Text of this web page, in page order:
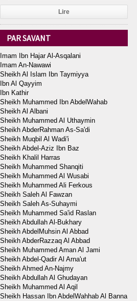
Lire
PAR SAVANT
Imam Ibn Hajar Al-Asqalani
Imam An-Nawawi
Sheikh Al Islam Ibn Taymiyya
Ibn Al Qayyim
Ibn Kathir
Sheikh Muhammed Ibn AbdelWahab
Sheikh Al Albani
Sheikh Muhammed Al Uthaymin
Sheikh AbderRahman As-Sa'di
Sheikh Muqbil Al Wadi'i
Sheikh Abdel-Aziz Ibn Baz
Sheikh Khalil Harras
Sheikh Muhammed Shanqiti
Sheikh Muhammed Al Wusabi
Sheikh Muhammed Ali Ferkous
Sheikh Saleh Al Fawzan
Sheikh Saleh As-Suhaymi
Sheikh Muhammed Sa'id Raslan
Sheikh Abdullah Al-Bukhary
Sheikh AbdelMuhsin Al Abbad
Sheikh AbderRazzaq Al Abbad
Sheikh Muhammed Aman Al Jami
Sheikh Abdel-Qadir Al Arna'ut
Sheikh Ahmed An-Najmy
Sheikh Abdullah Al Ghudayan
Sheikh Muhammed Al Aqil
Sheikh Hassan Ibn AbdelWahhab Al Banna